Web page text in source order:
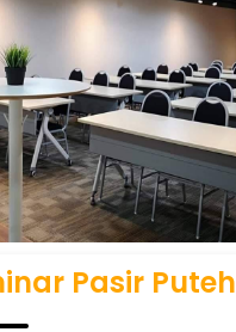
Pasir Puteh